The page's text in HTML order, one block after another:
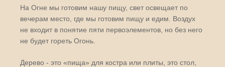
На Огне мы готовим нашу пищу, свет освещает по
вечерам место, где мы готовим пищу и едим. Воздух
не входит в понятие пяти первоэлементов, но без него
не будет гореть Огонь.
Дерево - это «пища» для костра или плиты, это стол,